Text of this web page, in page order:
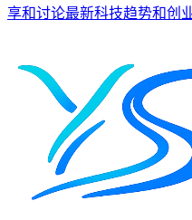
享和讨论最新科技趋势和创